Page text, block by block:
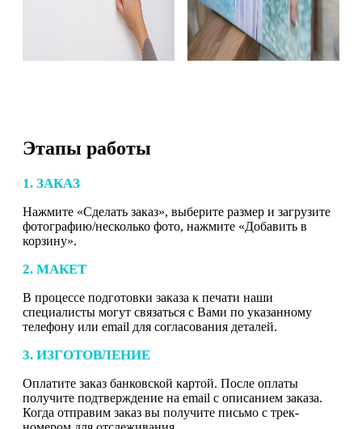
Этапы работы
1. ЗАКАЗ
Нажмите «Сделать заказ», выберите размер и загрузите
фотографию/несколько фото, нажмите «Добавить в
корзину».
2. МАКЕТ
В процессе подготовки заказа к печати наши
специалисты могут связаться с Вами по указанному
телефону или email для согласования деталей.
3. ИЗГОТОВЛЕНИЕ
Оплатите заказ банковской картой. После оплаты
получите подтверждение на email с описанием заказа.
Когда отправим заказ вы получите письмо с трек-